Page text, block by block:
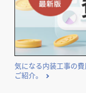
気になる内装工事の
ご紹介。